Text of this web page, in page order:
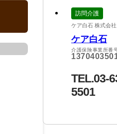
訪問介護
ケア白石 株式会社
ケア白石
介護保険事業所番
TEL.03-
5501